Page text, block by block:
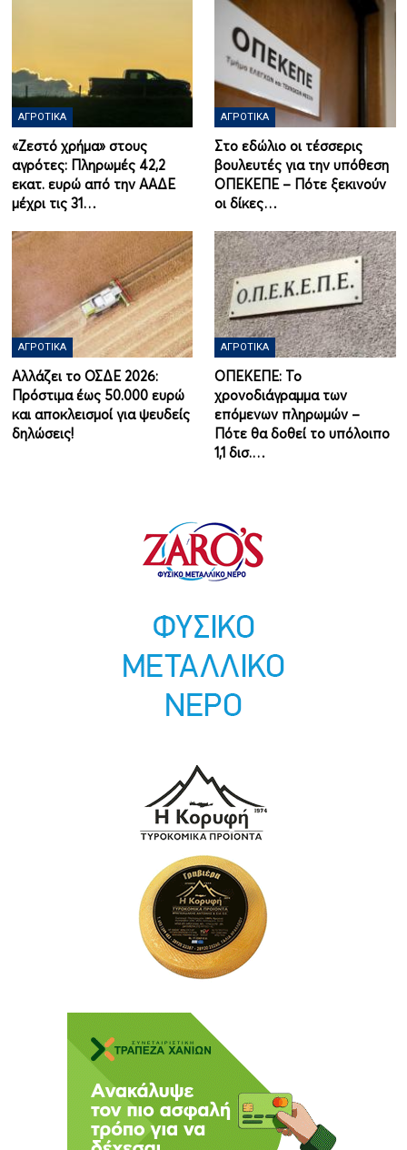
ΑΓΡΟΤΙΚΆ
«Ζεστό χρήμα» στους
αγρότες: Πληρωμές 42,2
εκατ. ευρώ από την ΑΑΔΕ
μέχρι τις 31…
ΑΓΡΟΤΙΚΆ
Στο εδώλιο οι τέσσερις
βουλευτές για την υπόθεση
ΟΠΕΚΕΠΕ – Πότε ξεκινούν
οι δίκες…
ΑΓΡΟΤΙΚΆ
Αλλάζει το ΟΣΔΕ 2026:
Πρόστιμα έως 50.000 ευρώ
και αποκλεισμοί για ψευδείς
δηλώσεις!
ΑΓΡΟΤΙΚΆ
ΟΠΕΚΕΠΕ: Το
χρονοδιάγραμμα των
επόμενων πληρωμών –
Πότε θα δοθεί το υπόλοιπο
1,1 δισ.…